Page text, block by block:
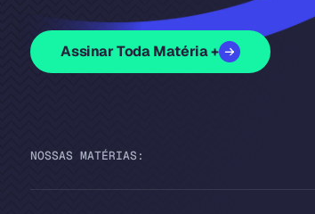
Assinar Toda Matéria +
NOSSAS MATÉRIAS: